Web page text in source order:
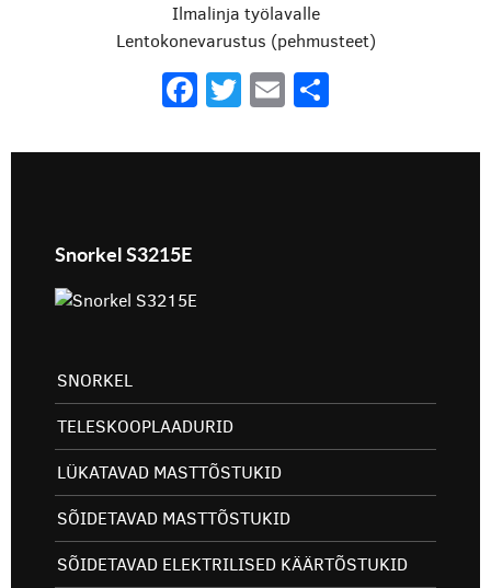
Ilmalinja työlavalle
Lentokonevarustus (pehmusteet)
Facebook
Twitter
Email
Snorkel S3215E
SNORKEL
TELESKOOPLAADURID
LÜKATAVAD MASTTÕSTUKID
SÕIDETAVAD MASTTÕSTUKID
SÕIDETAVAD ELEKTRILISED KÄÄRTÕSTUKID